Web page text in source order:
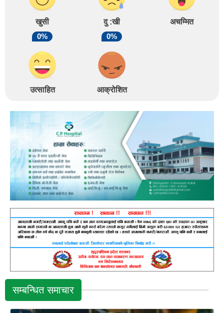
खुसी दु :खी
अचम्मित
0%
उत्साहित
0%
आक्रोशित
सम्बन्धित समाचार